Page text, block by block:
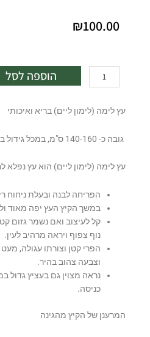
₪100.00
של
לימון
25
הוספה לסל
עץ לימה (לימון ליים) בריא ואיכותי
גובה כ- 140-160 ס"מ, במכל גידול בנפח 25 ליטר, כבן שנתיים וחצי.
עץ לימה (לימון ליים) הוא עץ נפלא
הפריחה לבנה ובעלת ניחוח
במשך הקיץ העץ יפה מאוד
קל לעיצוב ואם נשמר גזום
נוף צפוף ויראה מרהיב לעין.
הפרי קטן וצורתו עגולה,
וצבעה צהוב בהיר.
נראה מצוין גם בעציץ גדול
כניסה.
המרענן של הקיץ מהגינה